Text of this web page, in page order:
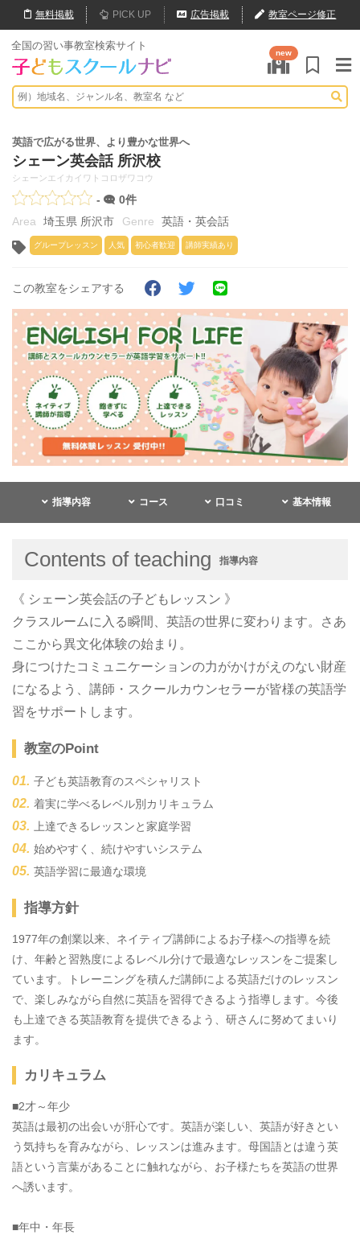
無料掲載 PICK UP 広告掲載 教室ページ修正
全国の習い事教室検索サイト
new
英語で広がる世界、より豊かな世界へ
シェーン英会話 所沢校
シェーンエイカイワトコロザワコウ
-
0件
埼玉県 所沢市
英語・英会話
グループレッスン 人気 初心者歓迎 講師実績あり
この教室をシェアする
指導内容 コース 口コミ 基本情報
Contents of teaching 指導内容
《 シェーン英会話の子どもレッスン 》
クラスルームに入る瞬間、英語の世界に変わります。さあ
ここから異文化体験の始まり。
身につけたコミュニケーションの力がかけがえのない財産
になるよう、講師・スクールカウンセラーが皆様の英語学
習をサポートします。
教室のPoint
子ども英語教育のスペシャリスト
着実に学べるレベル別カリキュラム
上達できるレッスンと家庭学習
始めやすく、続けやすいシステム
英語学習に最適な環境
指導方針
1977年の創業以来、ネイティブ講師によるお子様への指導を続
け、年齢と習熟度によるレベル分けで最適なレッスンをご提案し
ています。トレーニングを積んだ講師による英語だけのレッスン
で、楽しみながら自然に英語を習得できるよう指導します。今後
も上達できる英語教育を提供できるよう、研さんに努めてまいり
ます。
カリキュラム
■2才～年少
英語は最初の出会いが肝心です。英語が楽しい、英語が好きとい
う気持ちを育みながら、レッスンは進みます。母国語とは違う英
語という言葉があることに触れながら、お子様たちを英語の世界
へ誘います。
■年中・年長